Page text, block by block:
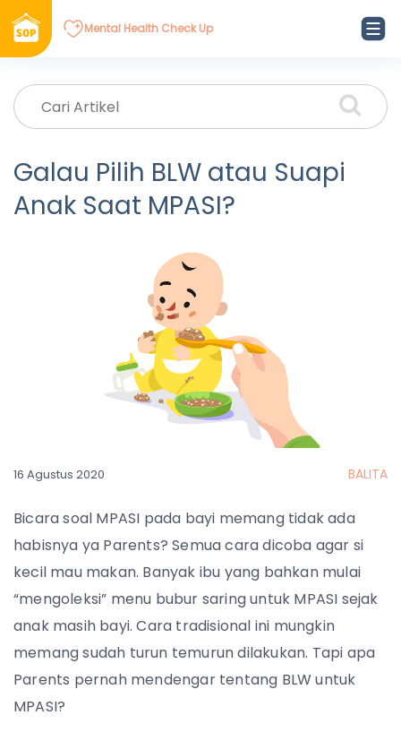
Mental Health Check Up
Galau Pilih BLW atau Suapi
Anak Saat MPASI?
16 Agustus 2020 BALITA
Bicara soal MPASI pada bayi memang tidak ada
habisnya ya Parents? Semua cara dicoba agar si
kecil mau makan. Banyak ibu yang bahkan mulai
“mengoleksi” menu bubur saring untuk MPASI sejak
anak masih bayi. Cara tradisional ini mungkin
memang sudah turun temurun dilakukan. Tapi apa
Parents pernah mendengar tentang BLW untuk
MPASI?